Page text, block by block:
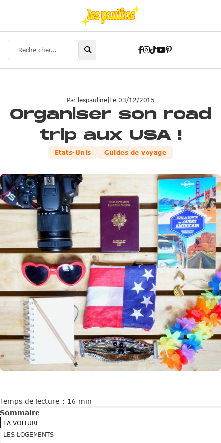
Suivez-nous sur
Suivez-nous sur
Suivez-nous sur
Suivez-nous sur
Suivez-nous
Rechercher
Par lespauline|Le 03/12/2015
Organiser son road
trip aux USA !
Etats-Unis Guides de voyage
Temps de lecture : 16 min
Sommaire
LA VOITURE
LES LOGEMENTS